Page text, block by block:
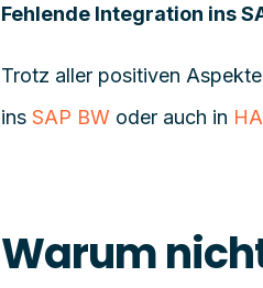
Fehlende Integration ins
Trotz aller positiven
ins SAP BWoder auch in
Warum